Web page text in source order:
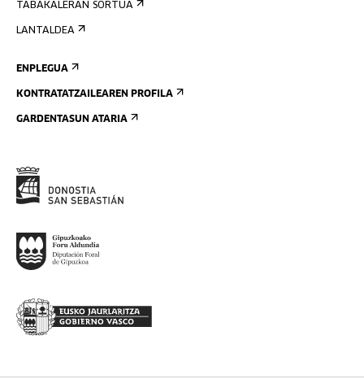
TABAKALERAN SORTUA
LANTALDEA
ENPLEGUA
KONTRATATZAILEAREN PROFILA
GARDENTASUN ATARIA